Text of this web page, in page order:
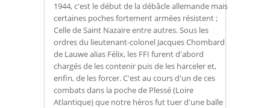
1944, c'est le début de la débâcle allemande mais
certaines poches fortement armées résistent ;
Celle de Saint Nazaire entre autres. Sous les
ordres du lieutenant-colonel Jacques Chombard
de Lauwe alias Félix, les FFI furent d'abord
chargés de les contenir puis de les harceler et,
enfin, de les forcer. C'est au cours d'un de ces
combats dans la poche de Plessé (Loire
Atlantique) que notre héros fut tuer d'une balle